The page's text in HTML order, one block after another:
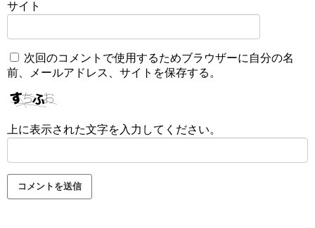
サイト
次回のコメントで使用するためブラウザーに自分の名
前、メールアドレス、サイトを保存する。
上に表示された文字を入力してください。